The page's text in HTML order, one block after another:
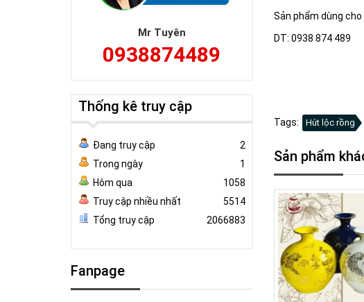
Sản phẩm dùng
DT: 0938 874 489
Tags: Hút lộc rồng
Sản phẩm
Mr Tuyên
0938874489
Thống kê truy cập
Đang truy cập
2
Trong ngày
1
Hôm qua
1058
Truy cập nhiều nhất
5514
Tổng truy cập
2066883
Fanpage